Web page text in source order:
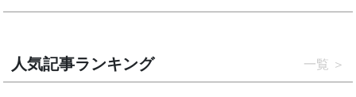
人気記事ランキング 一覧